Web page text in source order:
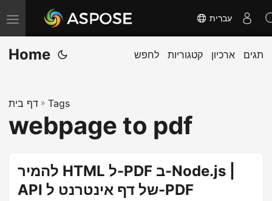
T
o
g
e
n
עִברִית
Home לחפש קטגוריות ארכיון תגים
דף בית » Tags
webpage to pdf
להמיר HTML ל-PDF ב-Node.js |
API של דף אינטרנט ל-PDF